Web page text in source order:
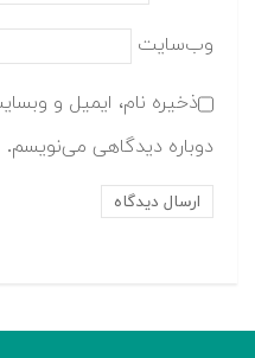
وب‌سایت
ذخیره نام، ایمیل و
دوباره دیدگاهی می‌نویسم.